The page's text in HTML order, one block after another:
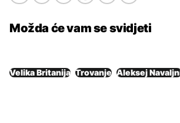
Možda će vam se svidjeti
Velika Britanija Trovanje Aleksej